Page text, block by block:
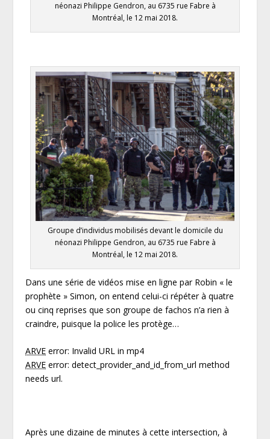
néonazi Philippe Gendron, au 6735 rue Fabre à
Montréal, le 12 mai 2018.
Groupe d’individus mobilisés devant le domicile du
néonazi Philippe Gendron, au 6735 rue Fabre à
Montréal, le 12 mai 2018.
Dans une série de vidéos mise en ligne par Robin « le
prophète » Simon, on entend celui-ci répéter à quatre
ou cinq reprises que son groupe de fachos n’a rien à
craindre, puisque la police les protège…
ARVE error: Invalid URLinmp4
ARVE error: detect_provider_and_id_from_url method
needs url.
Après une dizaine de minutes à cette intersection, à